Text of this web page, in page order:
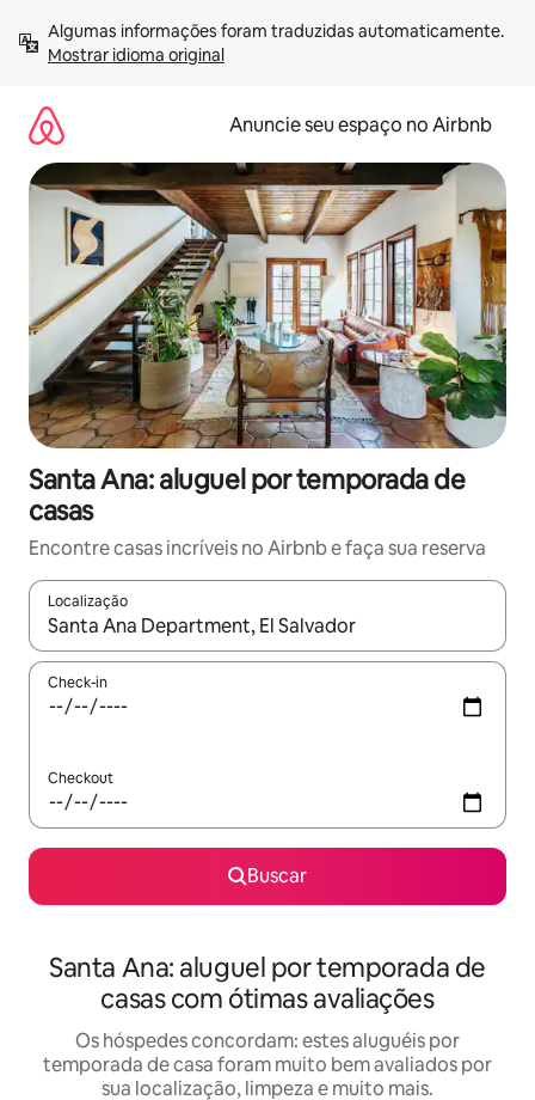
para
Mostrar idioma original
Anuncie seu espaço no Airbnb
Santa Ana: aluguel por temporada de
casas
Encontre casas incríveis no Airbnb e faça sua reserva
Localização
Quando os resultados estiverem disponíveis, explore-os
Check-in
Checkout
Buscar
Santa Ana: aluguel por temporada de
casas com ótimas avaliações
Os hóspedes concordam: estes aluguéis por
temporada de casa foram muito bem avaliados por
sua localização, limpeza e muito mais.